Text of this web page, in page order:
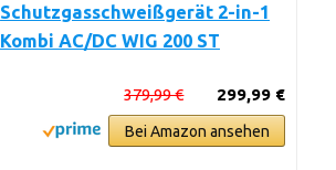
Schutzgasschweißgerät 2-in-1
Kombi AC/DC WIG 200 ST
299,99 €
379,99 €
Bei Amazon ansehen